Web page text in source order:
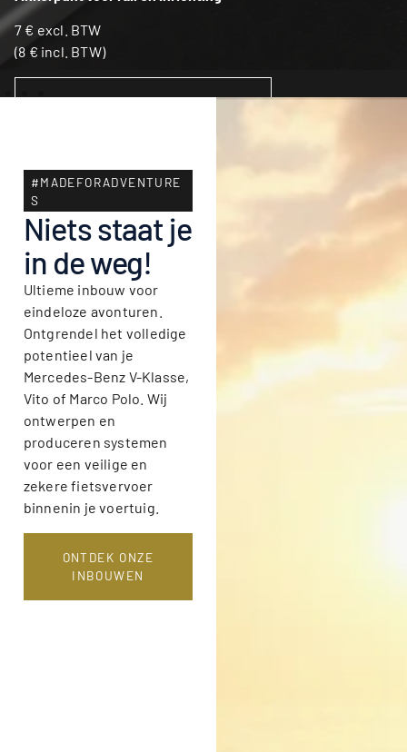
7 € excl. BTW
(8 € incl. BTW)
TOEVOEGEN AAN WINKELWAGEN
#MADEFORADVENTURE
S
Niets staat je
in de weg!
Ultieme inbouw voor
eindeloze avonturen.
Ontgrendel het volledige
potentieel van je
Mercedes-Benz V-Klasse,
Vito of Marco Polo. Wij
ontwerpen en
produceren systemen
voor een veilige en
zekere fietsvervoer
binnenin je voertuig.
ONTDEK ONZE
INBOUWEN